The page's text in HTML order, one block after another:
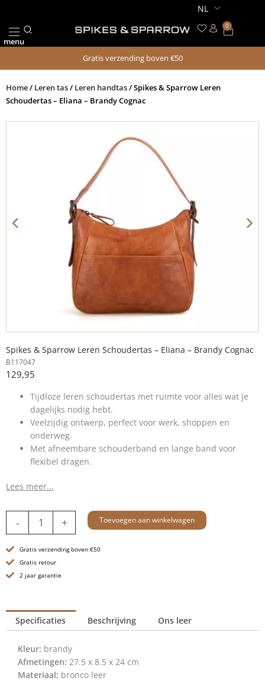
de
inhoud
menu
0
Gratis verzending boven €50
Home/ Leren tas/ Leren handtas/ Spikes & Sparrow Leren
Schoudertas – Eliana – Brandy Cognac
Spikes & Sparrow Leren Schoudertas – Eliana – Brandy Cognac
B117047
129,95
Tijdloze leren schoudertas met ruimte voor alles wat je
dagelijks nodig hebt.
Veelzijdig ontwerp, perfect voor werk, shoppen en
onderweg.
Met afneembare schouderband en lange band voor
flexibel dragen.
Lees meer...
-
Schoudertas
Eliana
-
Brandy
+ Toevoegen aan winkelwagen
Gratis verzending boven €50
Gratis retour
2 jaar garantie
Specificaties Beschrijving Ons leer
Kleur: brandy
Afmetingen: 27.5 x 8.5 x 24 cm
Materiaal: bronco leer